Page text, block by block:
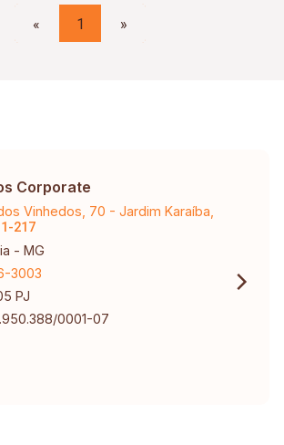
« 1 »
Corporate
Vinhedos, 70 - Jardim Karaíba,
217
- MG
3003
PJ
0001-07